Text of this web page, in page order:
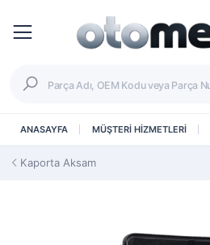
ANASAYFA MÜŞTERİ HİZMETLERİ
Kaporta Aksam